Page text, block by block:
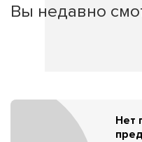
Вы недавно
Нет